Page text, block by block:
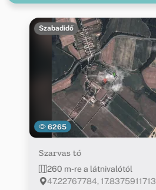
6265
Szabadidő
Szarvas tó
260 m-re a látnivalótól
47.22767784, 17.8375911713